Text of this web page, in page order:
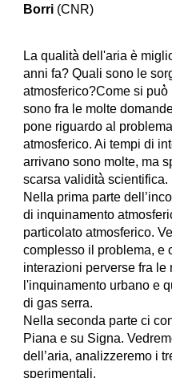
Borri (CNR)
La qualità̀ dell'aria è
anni fa? Quali sono le
atmosferico?Come si
sono fra le molte
pone riguardo al
atmosferico. Ai tempi di
arrivano sono molte, ma
scarsa validità̀ scientifica.
Nella prima parte
di inquinamento
particolato atmosferico.
complesso il problema, e
interazioni perverse fra le
l'inquinamento urbano e
di gas serra.
Nella seconda parte ci
Piana e su Signa.
dell’aria, analizzeremo i
sperimentali.